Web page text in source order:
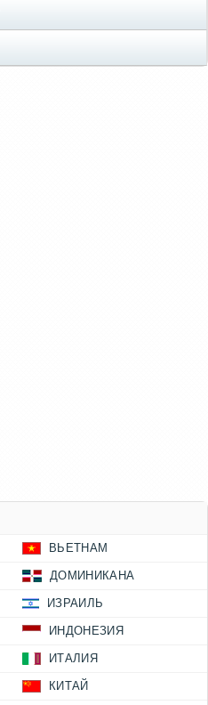
ВЬЕТНАМ
ДОМИНИКАНА
ИЗРАИЛЬ
ИНДОНЕЗИЯ
ИТАЛИЯ
КИТАЙ